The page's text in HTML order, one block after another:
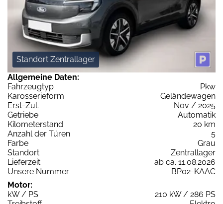
Standort Zentrallager
Allgemeine Daten:
Fahrzeugtyp
Pkw
Karosserieform
Geländewagen
Erst-Zul.
Nov / 2025
Getriebe
Automatik
Kilometerstand
20 km
Anzahl der Türen
5
Farbe
Grau
Standort
Zentrallager
Lieferzeit
ab ca. 11.08.2026
Unsere Nummer
BP02-KAAC
Motor:
kW / PS
210 kW / 286 PS